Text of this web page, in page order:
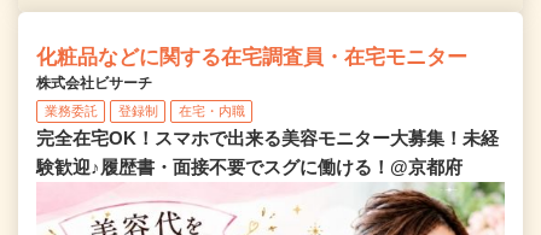
化粧品などに関する在宅調査員・在宅モニター
株式会社ビサーチ
業務委託 登録制 在宅・内職
完全在宅OK！スマホで出来る美容モニター大募集！未経
験歓迎♪履歴書・面接不要でスグに働ける！@京都府